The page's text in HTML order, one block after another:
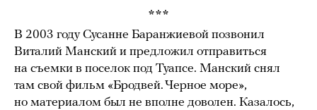
***
В 2003 году Сусанне Баранжиевой позвонил
Виталий Манский и предложил отправиться
на съемки в поселок под Туапсе. Манский снял
там свой фильм «Бродвей. Черное море»,
но материалом был не вполне доволен. Казалось,